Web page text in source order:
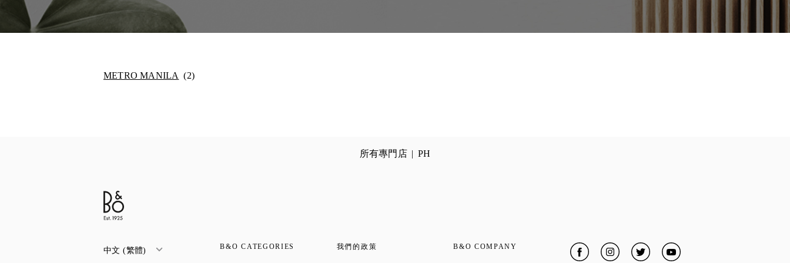
METRO MANILA
所有專門店 PH
中文 (繁體) B&O CATEGORIES 我們的政策 B&O COMPANY FacebookLink Opens in New Tab
InstagramLink Opens in New Tab
TwitterLink Opens in New Tab
YouTubeLink Opens in New Tab